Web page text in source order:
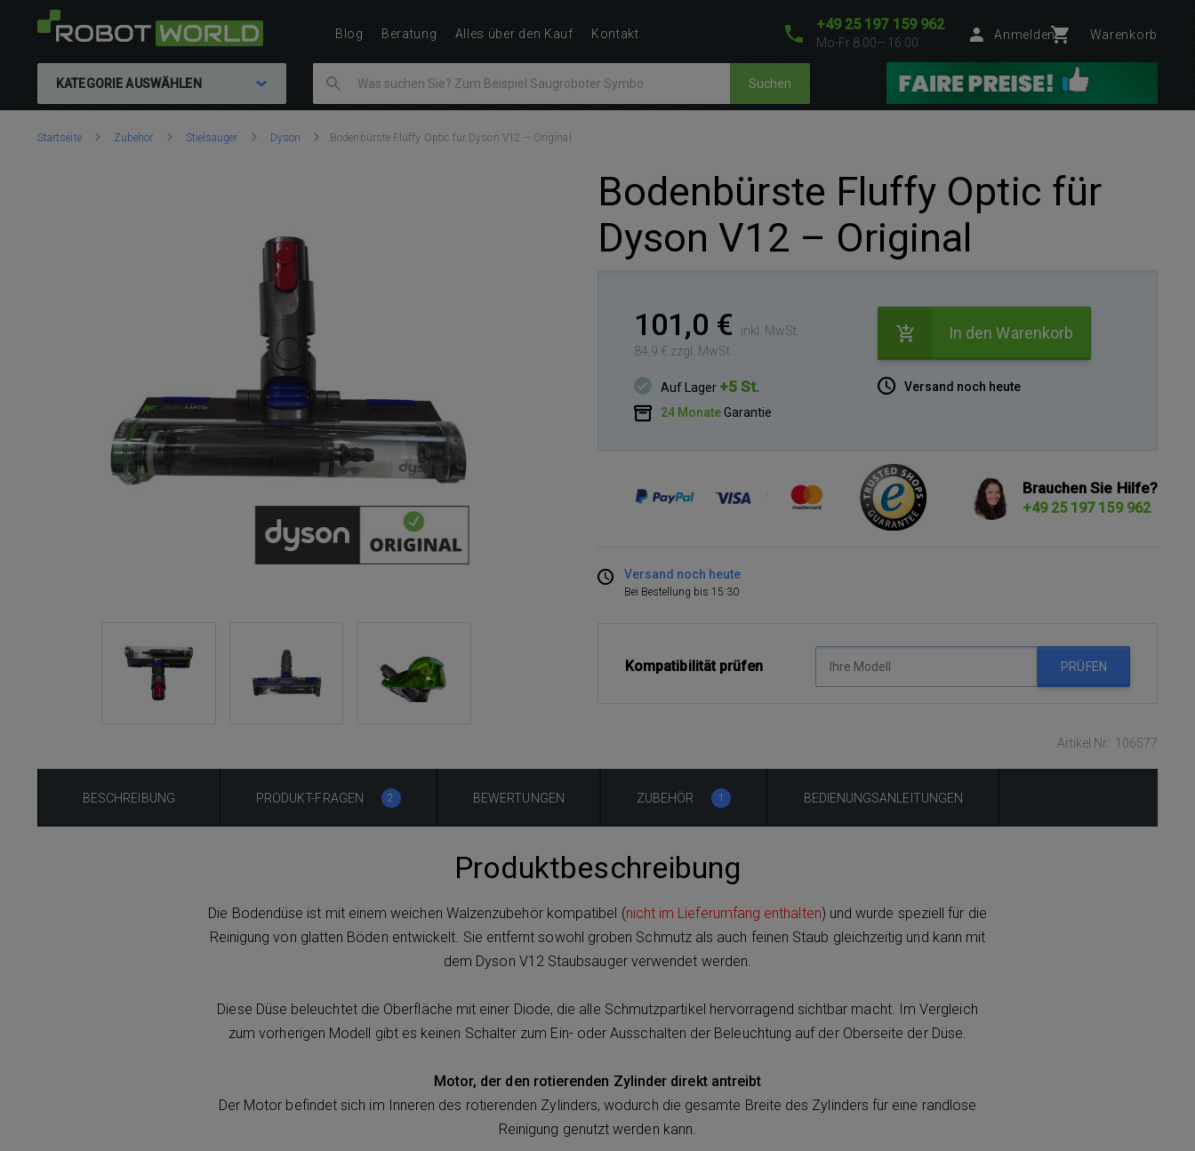
+49 25 197 159 962
Mo-Fr 8:00—16:00
Anmelden Warenkorb
KATEGORIE AUSWÄHLEN Suchen
Sie
Startseite Zubehör Stielsauger Dyson Bodenbürste Fluffy Optic für Dyson V12 – Original
Bodenbürste Fluffy Optic für
Dyson V12 – Original
101,0 €
inkl. MwSt.
84,9 € zzgl. MwSt.
In den Warenkorb
Auf Lager +5 St.
24 MonateGarantie
Versand noch heute
Brauchen Sie Hilfe?
+49 25 197 159 962
Versand noch heute
Bei Bestellung bis 15:30
Kompatibilität prüfen PRÜFEN
Artikel Nr.: 106577
BESCHREIBUNG PRODUKT-FRAGEN 2 BEWERTUNGEN ZUBEHÖR 1 BEDIENUNGSANLEITUNGEN
Produktbeschreibung
Die Bodendüse ist mit einem weichen Walzenzubehör kompatibel (nicht im Lieferumfang enthalten) und wurde speziell für die
Reinigung von glatten Böden entwickelt. Sie entfernt sowohl groben Schmutz als auch feinen Staub gleichzeitig und kann mit
dem Dyson V12 Staubsauger verwendet werden.
Diese Düse beleuchtet die Oberfläche mit einer Diode, die alle Schmutzpartikel hervorragend sichtbar macht. Im Vergleich
zum vorherigen Modell gibt es keinen Schalter zum Ein- oder Ausschalten der Beleuchtung auf der Oberseite der Düse.
Motor, der den rotierenden Zylinder direkt antreibt
Der Motor befindet sich im Inneren des rotierenden Zylinders, wodurch die gesamte Breite des Zylinders für eine randlose
Reinigung genutzt werden kann.
Blog Beratung Alles über den Kauf Kontakt